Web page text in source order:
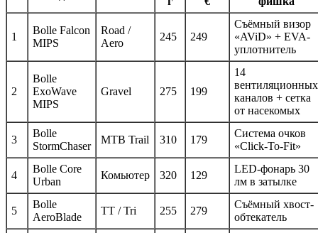
1
Bolle Falcon
MIPS
Road /
Aero
245 249
Съёмный визор
«AViD» + EVA-
уплотнитель
2
Bolle
ExoWave
MIPS
Gravel 275 199
14
вентиляционных
каналов + сетка
от насекомых
3
Bolle
StormChaser
MTB Trail 310 179
Система очков
«Click-To-Fit»
4
Bolle Core
Urban
Комьютер 320 129
LED-фонарь 30
лм в затылке
5
Bolle
AeroBlade
TT / Tri 255 279
Съёмный хвост-
обтекатель